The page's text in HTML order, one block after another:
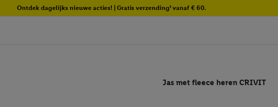
Ontdek dagelijks nieuwe acties! | Gratis verzending¹ vanaf € 60.
Jas met fleece heren CRIVIT